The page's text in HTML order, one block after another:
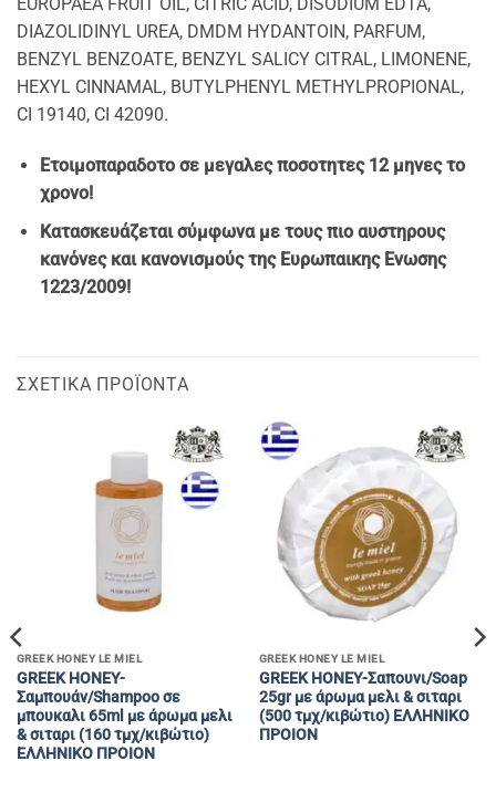
DIAZOLIDINYL UREA, DMDM HYDANTOIN, PARFUM,
BENZYL BENZOATE, BENZYL SALICY CITRAL, LIMONENE,
HEXYL CINNAMAL, BUTYLPHENYL METHYLPROPIONAL,
CI 19140, CI 42090.
Ετοιμοπαραδοτο σε μεγαλες ποσοτητες 12 μηνες το
χρονο!
Κατασκευάζεται σύμφωνα με τους πιο αυστηρους
κανόνες και κανονισμούς της Ευρωπαικης Ενωσης
1223/2009!
ΣΧΕΤΙΚΆ ΠΡΟΪΌΝΤΑ
GREEK HONEY LE MIEL
GREEK HONEY-
Σαμπουάν/Shampoo σε
μπουκαλι 65ml με άρωμα μελι
& σιταρι (160 τμχ/κιβώτιο)
EΛΛΗΝΙΚΟ ΠΡΟΙΟΝ
GREEK HONEY LE MIEL
GREEK HONEY-Σαπουνι/Soap
25gr με άρωμα μελι & σιταρι
(500 τμχ/κιβώτιο) EΛΛΗΝΙΚΟ
ΠΡΟΙΟΝ